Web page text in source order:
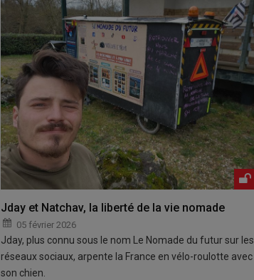
Jday et Natchav, la liberté de la vie nomade
05 février 2026
Jday, plus connu sous le nom Le Nomade du futur sur les
réseaux sociaux, arpente la France en vélo-roulotte avec
son chien.